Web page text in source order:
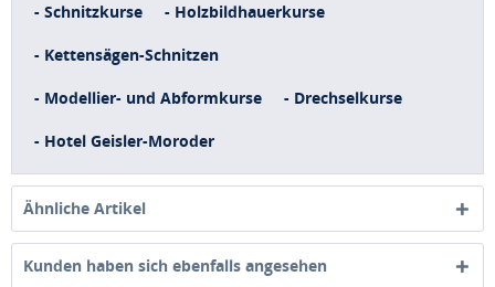
- Schnitzkurse - Holzbildhauerkurse
- Kettensägen-Schnitzen
- Modellier- und Abformkurse - Drechselkurse
- Hotel Geisler-Moroder
Ähnliche Artikel
Kunden haben sich ebenfalls angesehen